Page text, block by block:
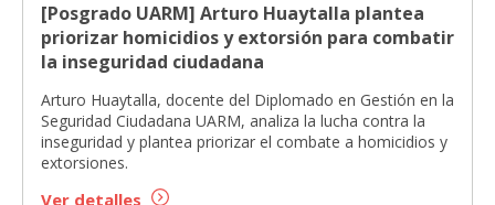
[Posgrado UARM] Arturo Huaytalla plantea
priorizar homicidios y extorsión para combatir
la inseguridad ciudadana
Arturo Huaytalla, docente del Diplomado en Gestión en la
Seguridad Ciudadana UARM, analiza la lucha contra la
inseguridad y plantea priorizar el combate a homicidios y
extorsiones.
Ver detalles